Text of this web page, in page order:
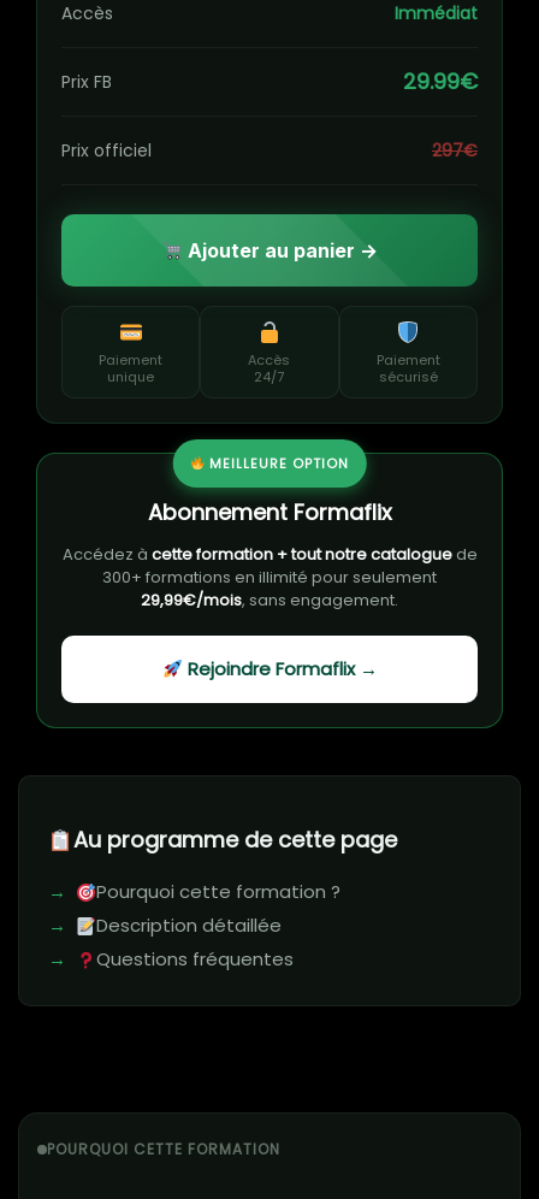
Au programme de cette page
Pourquoi cette formation ?
Description détaillée
Questions fréquentes
POURQUOI CETTE FORMATION
Accès Immédiat
Prix FB 29.99€
Prix officiel 297€
Ajouter au panier →
Paiement
unique
Accès
24/7
Paiement
sécurisé
MEILLEURE OPTION
Abonnement Formaflix
Accédez à cette formation + tout notre cataloguede
300+ formations en illimité pour seulement
29,99€/mois, sans engagement.
Rejoindre Formaflix →